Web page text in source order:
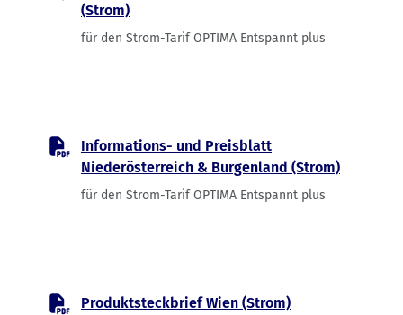
(Strom)
für den Strom-Tarif OPTIMA Entspannt plus
Informations- und Preisblatt
Niederösterreich & Burgenland (Strom)
für den Strom-Tarif OPTIMA Entspannt plus
Produktsteckbrief Wien (Strom)